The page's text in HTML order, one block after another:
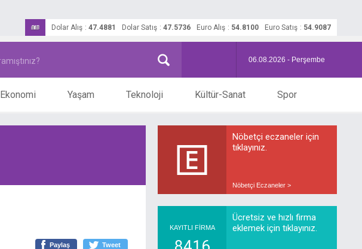
Dolar Alış : 47.4881 Dolar Satış : 47.5736 Euro Alış : 54.8100 Euro Satış : 54.9087
06.08.2026 - Perşembe
Ekonomi Yaşam Teknoloji Kültür-Sanat Spor
Paylaş Tweet
Nöbetçi eczaneler için
tıklayınız.
Nöbetçi Eczaneler >
KAYITLI FİRMA
Ücretsiz ve hızlı firma
eklemek için tıklayınız.